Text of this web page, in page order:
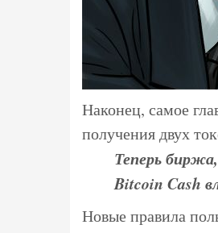
Наконец, самое
получения двух
Теперь
Bitcoin Cash
Новые правила